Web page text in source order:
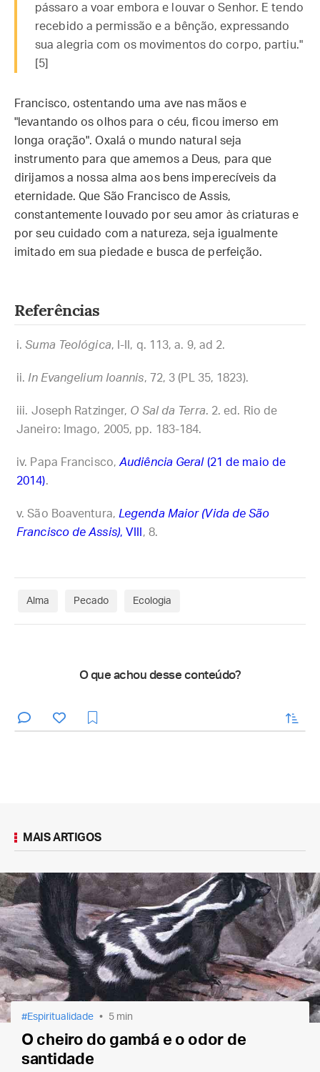
pássaro a voar embora e louvar o Senhor. E tendo
recebido a permissão e a bênção, expressando
sua alegria com os movimentos do corpo, partiu."
[5]
Francisco, ostentando uma ave nas mãos e
"levantando os olhos para o céu, ficou imerso em
longa oração". Oxalá o mundo natural seja
instrumento para que amemos a Deus, para que
dirijamos a nossa alma aos bens imperecíveis da
eternidade. Que São Francisco de Assis,
constantemente louvado por seu amor às criaturas e
por seu cuidado com a natureza, seja igualmente
imitado em sua piedade e busca de perfeição.
Referências
Suma Teológica, I-II, q. 113, a. 9, ad 2.
In Evangelium Ioannis, 72, 3 (PL 35, 1823).
Joseph Ratzinger, O Sal da Terra. 2. ed. Rio de
Janeiro: Imago, 2005, pp. 183-184.
Papa Francisco,Audiência Geral (21 de maio de
2014).
São Boaventura, Legenda Maior (Vida de São
Francisco de Assis), VIII , 8.
Alma Pecado Ecologia
O que achou desse conteúdo?
enviar
MAIS ARTIGOS
Espiritualidade 5 min
O cheiro do gambá e o odor de
santidade